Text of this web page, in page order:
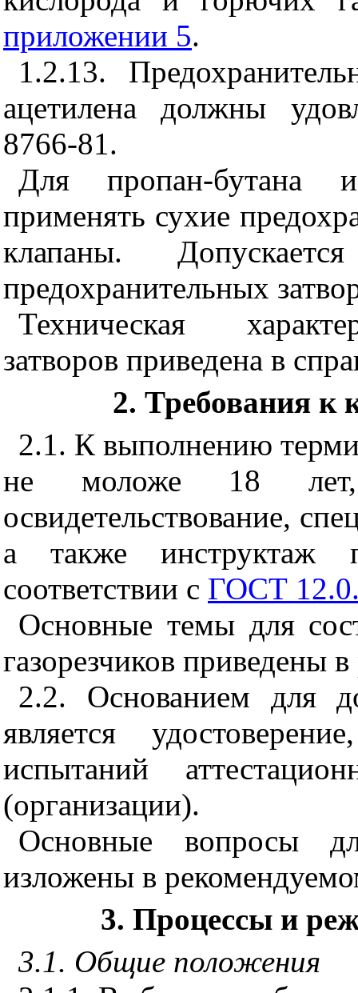
приложении 5.
1.2.13.
ацетилена должны
8766-81.
Для пропан-бутана
применять сухие
клапаны.
предохранительных
Техническая
затворов приведена в
2. Требования к
2.1. К выполнению
не моложе 18 лет,
освидетельствование,
а также инструктаж
соответствии с ГОСТ
Основные темы для
газорезчиков приведены
2.2. Основанием для
является
испытаний
(организации).
Основные вопросы
изложены в
3. Процессы и
3.1. Общие положения